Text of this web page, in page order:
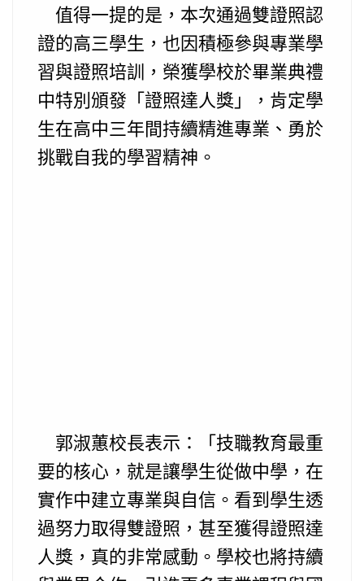
值得一提的是，本次通過雙證照認
證的高三學生，也因積極參與專業學
習與證照培訓，榮獲學校於畢業典禮
中特別頒發「證照達人獎」，肯定學
生在高中三年間持續精進專業、勇於
挑戰自我的學習精神。
郭淑蕙校長表示：「技職教育最重
要的核心，就是讓學生從做中學，在
實作中建立專業與自信。看到學生透
過努力取得雙證照，甚至獲得證照達
人獎，真的非常感動。學校也將持續